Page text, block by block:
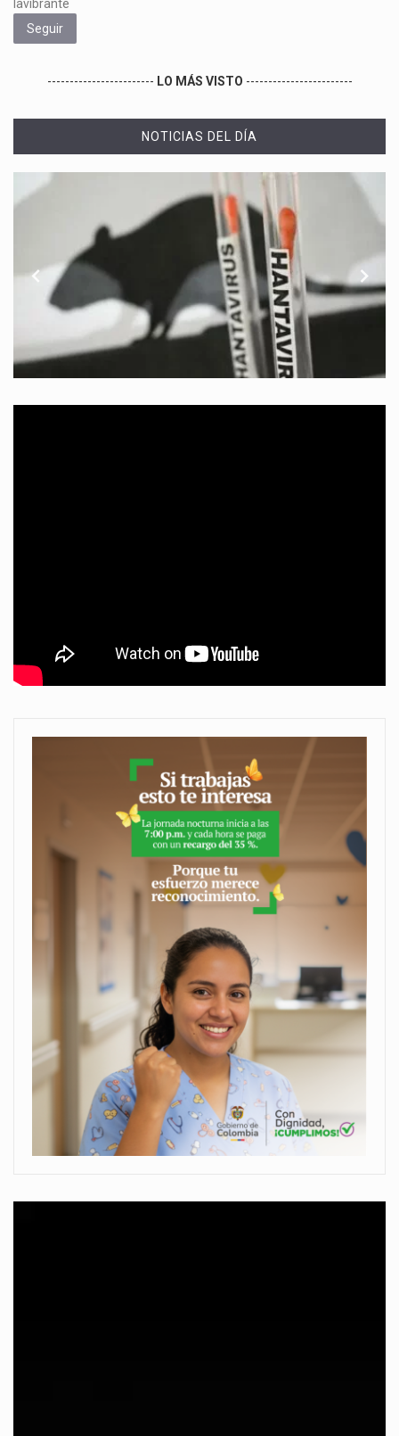
lavibrante
Seguir
------------------------ LO MÁS VISTO ------------------------
NOTICIAS DEL DÍA